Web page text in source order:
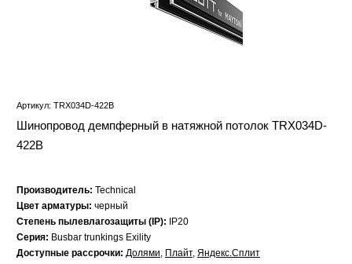
Артикул: TRX034D-422B
Шинопровод демпферный в натяжной потолок TRX034D-
422B
Производитель: Technical
Цвет арматуры: черный
Степень пылевлагозащиты (IP):
IP20
Серия: Busbar trunkings Exility
Доступные рассрочки: Долями, Плайт, Яндекс.Сплит